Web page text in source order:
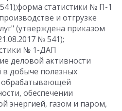
статистики № П-1
и отгрузке
(утверждена приказом
№ 541);
№ 1-ДАП
деловой активности
в добыче полезных
обрабатывающей
обеспечении
энергией, газом и паром,